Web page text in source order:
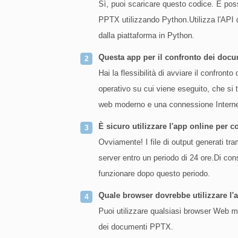
Sì, puoi scaricare questo codice. È
PPTX utilizzando Python.Utilizza l'API
dalla piattaforma in Python.
Questa app per il confronto dei
Hai la flessibilità di avviare il confronto
operativo su cui viene eseguito, che si
web moderno e una connessione
È sicuro utilizzare l'app online per
Ovviamente! I file di output generati
server entro un periodo di 24 ore.Di
funzionare dopo questo periodo.
Quale browser dovrebbe utilizzare
Puoi utilizzare qualsiasi browser Web
dei documenti PPTX.